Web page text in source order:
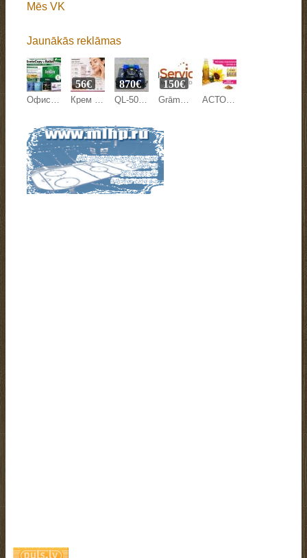
Mēs VK
Jaunākās reklāmas
Офисная бумага Svetocopy и Ballet от производителя - оптом Крем против морщин Mesoestetic Age Element 50 мл на Beyston
56€
QL-500Y LAWN MOWER
870€
Grāmatvedības pakalpojumi
150€
АСТОН - Оптовые продажи подсолнечного масла от завода. Экспорт